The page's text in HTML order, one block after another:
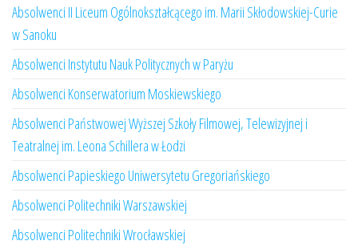
Absolwenci II Liceum Ogólnokształcącego im. Marii Skłodowskiej-Curie
w Sanoku
Absolwenci Instytutu Nauk Politycznych w Paryżu
Absolwenci Konserwatorium Moskiewskiego
Absolwenci Państwowej Wyższej Szkoły Filmowej, Telewizyjnej i
Teatralnej im. Leona Schillera w Łodzi
Absolwenci Papieskiego Uniwersytetu Gregoriańskiego
Absolwenci Politechniki Warszawskiej
Absolwenci Politechniki Wrocławskiej